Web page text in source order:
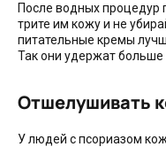
После водных процедур
трите им кожу и не
питательные кремы
Так они удержат больше
Отшелушивать
У людей с псориазом